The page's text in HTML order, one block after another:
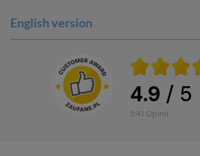
English version
4.9 / 5
541 opinii